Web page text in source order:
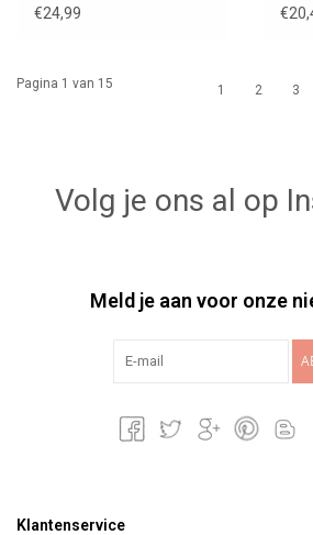
zwemband
€24,99
Pagina 1 van 15 1 2 3
Volg je ons al op
Meld je aan voor onze
Klantenservice